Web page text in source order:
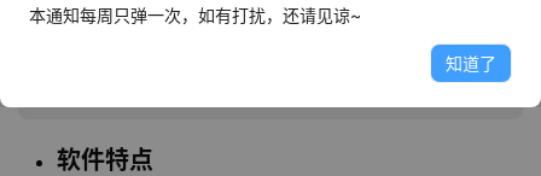
编辑选它没错。实时的效果预览，支持段落多重
选择，可以对长达数小时的音频文件进行即时剪
软件特点
本通知每周只弹一次，如有打扰，还请见谅~
知道了